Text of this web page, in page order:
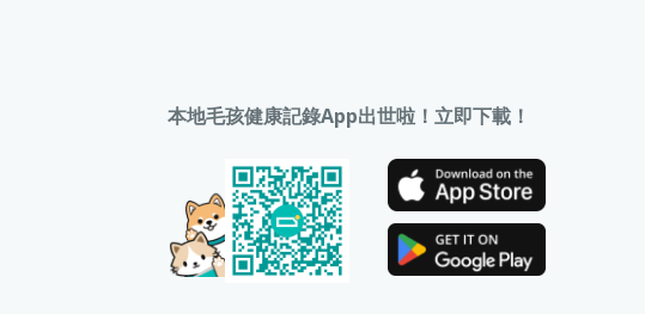
本地毛孩健康記錄App出世啦！立即下載！